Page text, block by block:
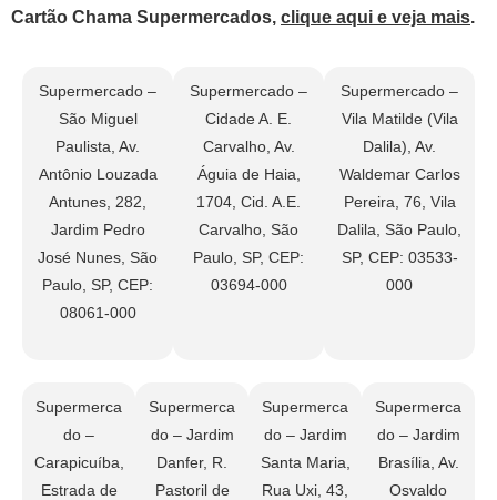
Cartão Chama Supermercados, clique aqui e veja mais.
Supermercado –
São Miguel
Paulista, Av.
Antônio Louzada
Antunes, 282,
Jardim Pedro
José Nunes, São
Paulo, SP, CEP:
08061-000
Supermercado –
Cidade A. E.
Carvalho, Av.
Águia de Haia,
1704, Cid. A.E.
Carvalho, São
Paulo, SP, CEP:
03694-000
Supermercado –
Vila Matilde (Vila
Dalila), Av.
Waldemar Carlos
Pereira, 76, Vila
Dalila, São Paulo,
SP, CEP: 03533-
000
Supermerca
do –
Carapicuíba,
Estrada de
Supermerca
do – Jardim
Danfer, R.
Pastoril de
Supermerca
do – Jardim
Santa Maria,
Rua Uxi, 43,
Supermerca
do – Jardim
Brasília, Av.
Osvaldo